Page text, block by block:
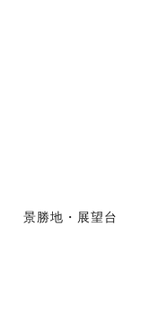
景勝地・展望台